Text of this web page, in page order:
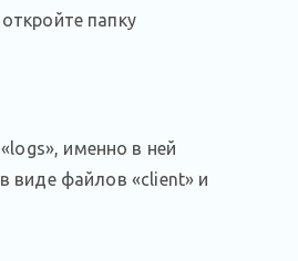
папку
именно в ней
виде файлов «client» и